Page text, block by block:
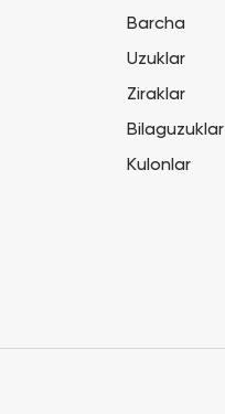
Barcha
Uzuklar
Ziraklar
Bilaguzuklar
Kulonlar